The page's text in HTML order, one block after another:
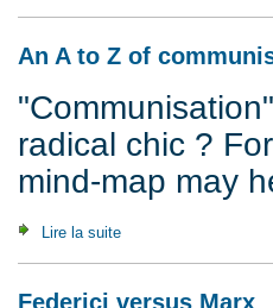
An A to Z of
radical chic ?
mind-map may
Lire la suite
Federici versus Marx